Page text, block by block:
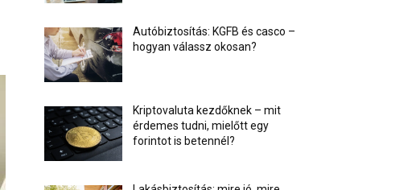
Autóbiztosítás: KGFB és casco –
hogyan válassz okosan?
Kriptovaluta kezdőknek – mit
érdemes tudni, mielőtt egy
forintot is betennél?